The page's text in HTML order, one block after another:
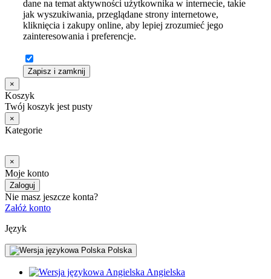
dane na temat aktywności użytkownika w internecie, takie
jak wyszukiwania, przeglądane strony internetowe,
kliknięcia i zakupy online, aby lepiej zrozumieć jego
zainteresowania i preferencje.
Zapisz i zamknij
×
Koszyk
Twój koszyk jest pusty
×
Kategorie
×
Moje konto
Zaloguj
Nie masz jeszcze konta?
Załóż konto
Język
Polska
Angielska